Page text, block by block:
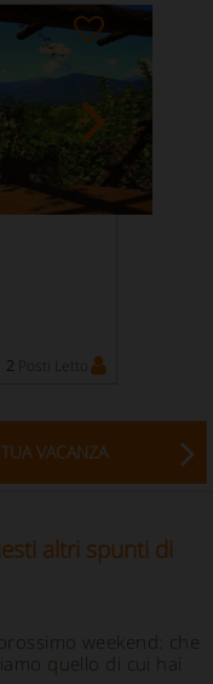
2 Posti Letto
VACANZA
altri spunti di
weekend: che
quello di cui hai